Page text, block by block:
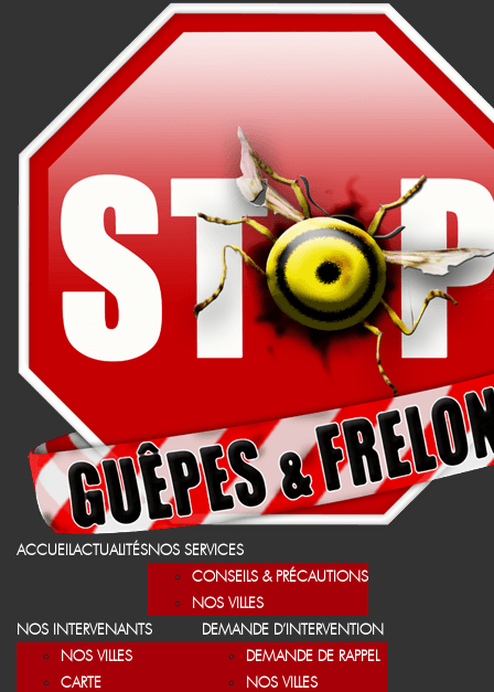
ACCUEILACTUALITÉSNOS SERVICES
CONSEILS & PRÉCAUTIONS
NOS VILLES
NOS INTERVENANTS
NOS VILLES
CARTE
DEMANDE D’INTERVENTION
DEMANDE DE RAPPEL
NOS VILLES